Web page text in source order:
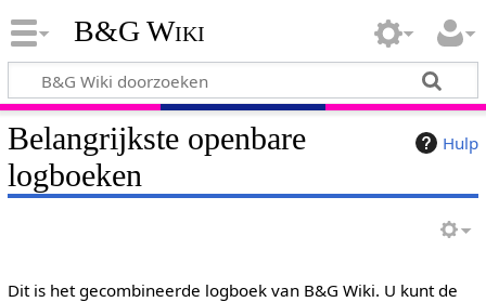
B&G Wiki
Hulp
Belangrijkste openbare
logboeken
Dit is het gecombineerde logboek van B&G Wiki. U kunt de